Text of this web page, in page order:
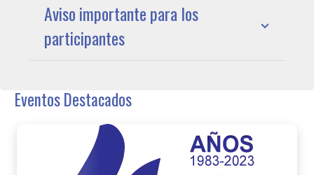
Aviso importante para los
participantes
Eventos Destacados